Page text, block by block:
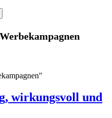
Werbekampagnen
wirkungsvoll und